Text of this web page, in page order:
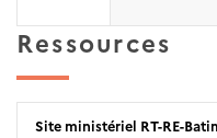
Ressources
Site ministériel RT-RE-